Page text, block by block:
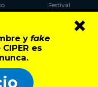
y fake
es
×
Festival